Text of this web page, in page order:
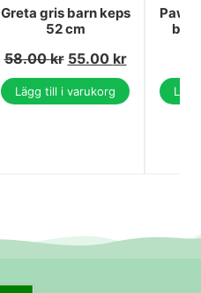
Greta gris barn keps
52 cm
58.00kr 55.00 kr
Lägg till i varukorg
Paw